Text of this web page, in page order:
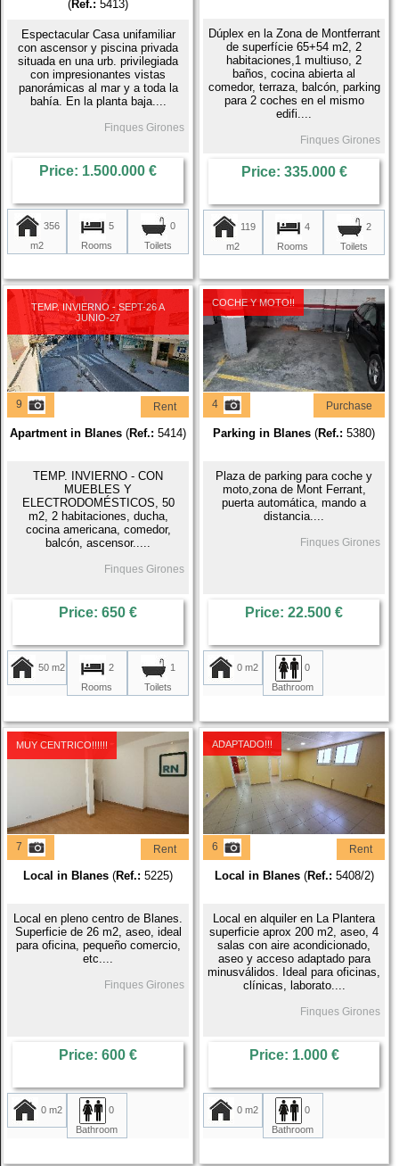
(Ref.: 5413)
Espectacular Casa unifamiliar
con ascensor y piscina privada
situada en una urb. privilegiada
con impresionantes vistas
panorámicas al mar y a toda la
bahía. En la planta baja....
Finques Girones
Price: 1.500.000 €
356
m2
5
Rooms
0
Toilets
Dúplex en la Zona de Montferrant
de superfície 65+54 m2, 2
habitaciones,1 multiuso, 2
baños, cocina abierta al
comedor, terraza, balcón, parking
para 2 coches en el mismo
edifi....
Finques Girones
Price: 335.000 €
119
m2
4
Rooms
2
Toilets
TEMP. INVIERNO - SEPT-26 A
JUNIO-27
9 Rent
Apartment in Blanes (Ref.: 5414)
TEMP. INVIERNO - CON
MUEBLES Y
ELECTRODOMÉSTICOS, 50
m2, 2 habitaciones, ducha,
cocina americana, comedor,
balcón, ascensor.....
Finques Girones
Price: 650 €
50 m2
2
Rooms
1
Toilets
COCHE Y MOTO!!
4 Purchase
Parking in Blanes (Ref.: 5380)
Plaza de parking para coche y
moto,zona de Mont Ferrant,
puerta automática, mando a
distancia....
Finques Girones
Price: 22.500 €
0 m2
0
Bathroom
MUY CENTRICO!!!!!!
7 Rent
Local in Blanes (Ref.: 5225)
Local en pleno centro de Blanes.
Superficie de 26 m2, aseo, ideal
para oficina, pequeño comercio,
etc....
Finques Girones
Price: 600 €
0 m2
0
Bathroom
ADAPTADO!!!
6 Rent
Local in Blanes(Ref.: 5408/2)
Local en alquiler en La Plantera
superficie aprox 200 m2, aseo, 4
salas con aire acondicionado,
aseo y acceso adaptado para
minusválidos. Ideal para oficinas,
clínicas, laborato....
Finques Girones
Price: 1.000 €
0 m2
0
Bathroom